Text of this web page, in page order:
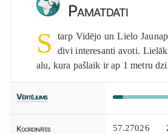
Pamatdati
S
tarp Vidējo un Lielo
divi interesanti avoti.
alu, kura pašlaik ir ap 1 metru
Vērtējums
Koordinātes